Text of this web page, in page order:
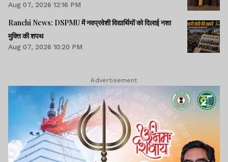
Aug 07, 2026 12:16 PM
Ranchi News: DSPMU में नवप्रवेशी विद्यार्थियों को दिलाई नशा
मुक्ति की शपथ
Aug 07, 2026 10:20 PM
Advertisement